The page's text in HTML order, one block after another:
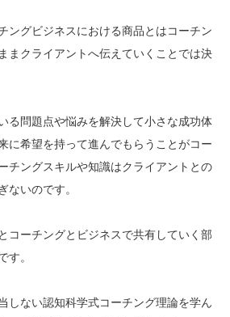
ングビジネスにおける商品とはコーチン
まクライアントへ伝えていくことでは決
る問題点や悩みを解決して小さな成功体
に希望を持って進んでもらうことがコー
チングスキルや知識はクライアントとの
ないのです。
コーチングとビジネスで共有していく部
す。
しない認知科学式コーチング理論を学ん